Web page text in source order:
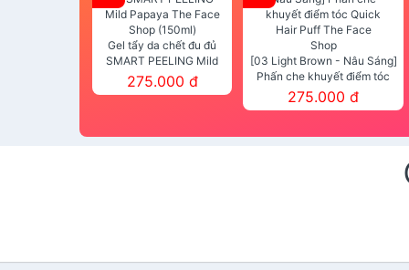
Gel tẩy da chết đu đủ
SMART PEELING Mild
Papaya The Face Shop
(150ml)
275.000 đ
[03 Light Brown - Nâu Sáng]
Phấn che khuyết điểm tóc
Quick Hair Puff The Face Shop
275.000 đ